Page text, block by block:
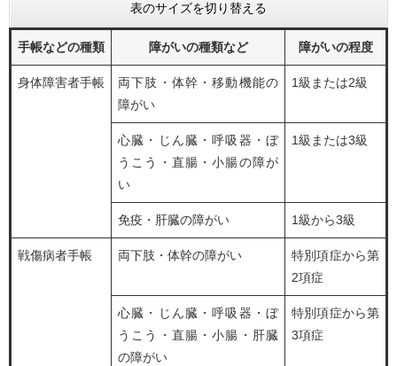
表のサイズを切り替える
手帳などの種類 障がいの種類など 障がいの程度
身体障害者手帳
両下肢・体幹・移動機能の
障がい
1級または2級
心臓・じん臓・呼吸器・ぼ
うこう・直腸・小腸の障が
い
1級または3級
免疫・肝臓の障がい 1級から3級
戦傷病者手帳 両下肢・体幹の障がい
特別項症から第
2項症
心臓・じん臓・呼吸器・ぼ
うこう・直腸・小腸・肝臓
の障がい
特別項症から第
3項症